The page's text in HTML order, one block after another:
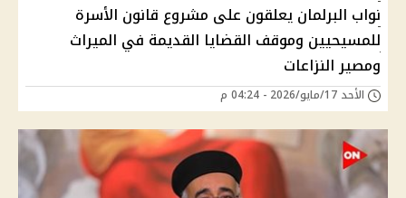
نواب البرلمان يعلقون على مشروع قانون الأسرة
للمسيحيين وموقف القضايا القديمة في الميراث
ومصير النزاعات
الأحد 17/مايو/2026 - 04:24 م